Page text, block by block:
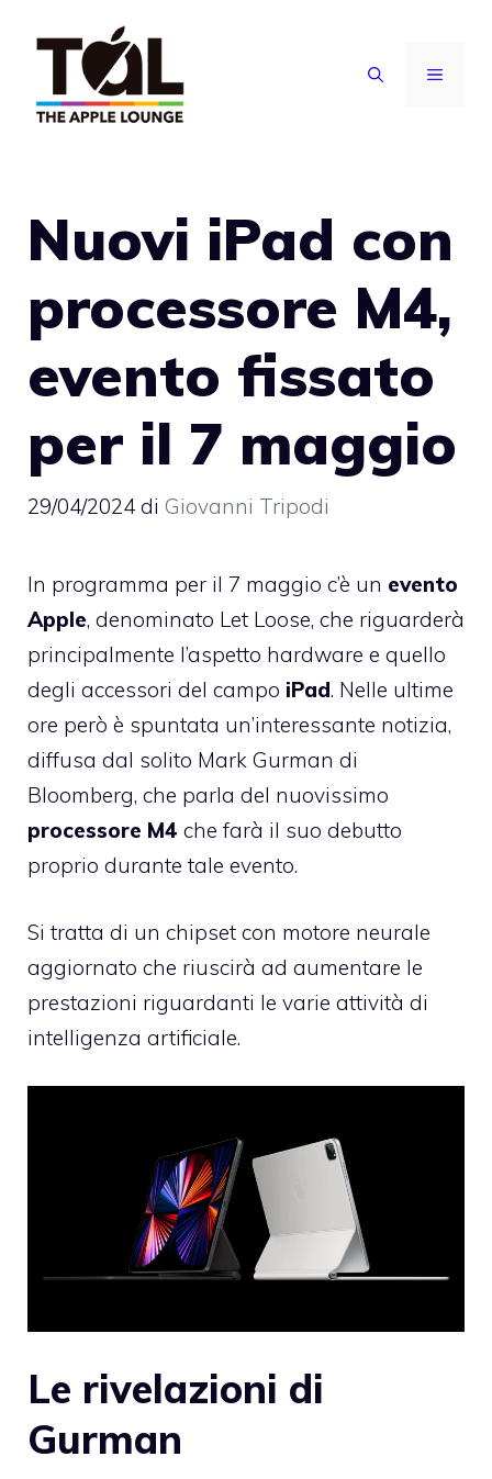
contenuto
MENU
Nuovi iPad con
processore M4,
evento fissato
per il 7 maggio
29/04/2024 di Giovanni Tripodi
In programma per il 7 maggio c’è un evento
Apple, denominato Let Loose, che riguarderà
principalmente l’aspetto hardware e quello
degli accessori del campo iPad. Nelle ultime
ore però è spuntata un’interessante notizia,
diffusa dal solito Mark Gurman di
Bloomberg, che parla del nuovissimo
processore M4 che farà il suo debutto
proprio durante tale evento.
Si tratta di un chipset con motore neurale
aggiornato che riuscirà ad aumentare le
prestazioni riguardanti le varie attività di
intelligenza artificiale.
Le rivelazioni di
Gurman